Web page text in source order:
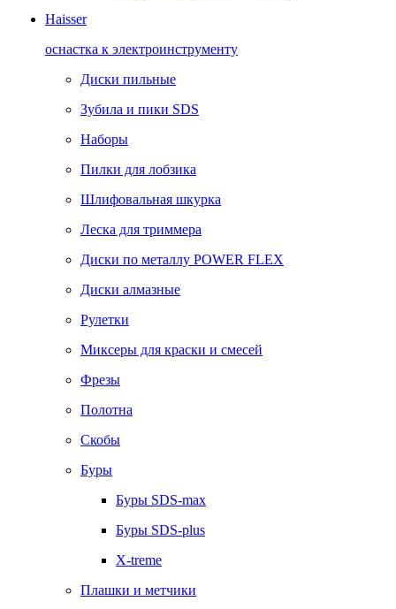
Haisser
оснастка к электроинструменту
Диски пильные
Зубила и пики SDS
Наборы
Пилки для лобзика
Шлифовальная шкурка
Леска для триммера
Диски по металлу POWER FLEX
Диски алмазные
Рулетки
Миксеры для краски и смесей
Фрезы
Полотна
Скобы
Буры
Буры SDS-max
Буры SDS-plus
X-treme
Плашки и метчики